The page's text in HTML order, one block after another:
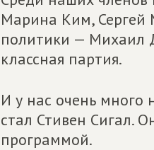
Марина Ким, Сергей
политики — Михаил
классная партия.
И у нас очень
стал Стивен Сигал.
программой.